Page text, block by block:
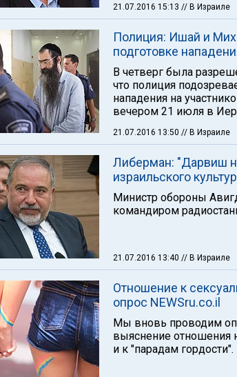
21.07.2016 15:13 // В Израиле
Полиция: Ишай и
подготовке
В четверг была
что полиция
нападения на
вечером 21 июля в
21.07.2016 13:50 // В Израиле
Либерман: "Дарвиш
израильского
Министр обороны
командиром
21.07.2016 13:40 // В Израиле
Отношение к
опрос NEWSru.co.il
Мы вновь проводим
выяснение отношения
и к "парадам гордости".